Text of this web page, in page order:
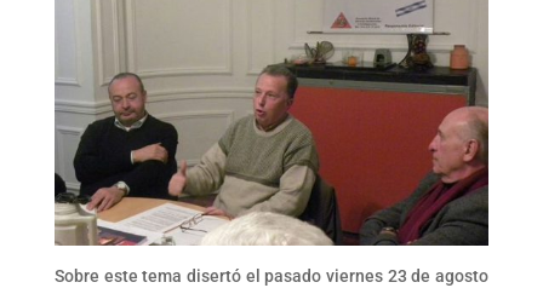
Sobre este tema disertó el pasado viernes 23 de agosto